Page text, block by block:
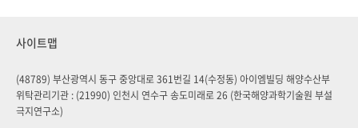
사이트맵
(48789) 부산광역시 동구 중앙대로 361번길 14(수정동) 아이엠빌딩 해양수산부
위탁관리기관 : (21990) 인천시 연수구 송도미래로 26 (한국해양과학기술원 부설
극지연구소)